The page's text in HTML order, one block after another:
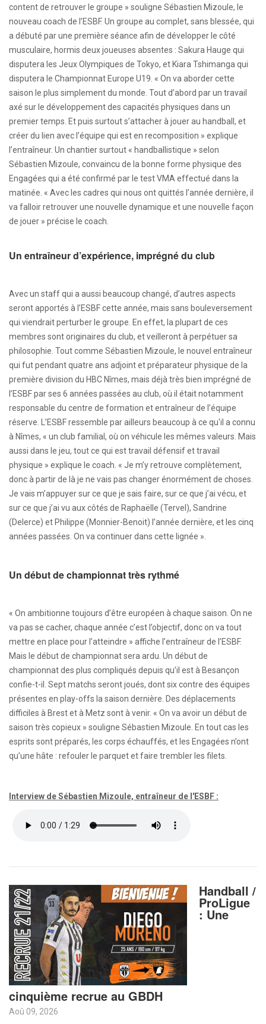
content de retrouver le groupe » souligne Sébastien Mizoule, le
nouveau coach de l’ESBF. Un groupe au complet, sans blessée, qui
a débuté par une première séance afin de développer le côté
musculaire, hormis deux joueuses absentes : Sakura Hauge qui
disputera les Jeux Olympiques de Tokyo, et Kiara Tshimanga qui
disputera le Championnat Europe U19. « On va aborder cette
saison le plus simplement du monde. Tout d’abord par un travail
axé sur le développement des capacités physiques dans un
premier temps. Et puis surtout s’attacher à jouer au handball, et
créer du lien avec l’équipe qui est en recomposition » explique
l’entraîneur. Un chantier surtout « handballistique » selon
Sébastien Mizoule, convaincu de la bonne forme physique des
Engagées qui a été confirmé par le test VMA effectué dans la
matinée. « Avec les cadres qui nous ont quittés l’année dernière, il
va falloir retrouver une nouvelle dynamique et une nouvelle façon
de jouer » précise le coach.
Un entraîneur d’expérience, imprégné du club
Avec un staff qui a aussi beaucoup changé, d’autres aspects
seront apportés à l’ESBF cette année, mais sans bouleversement
qui viendrait perturber le groupe. En effet, la plupart de ces
membres sont originaires du club, et veilleront à perpétuer sa
philosophie. Tout comme Sébastien Mizoule, le nouvel entraîneur
qui fut pendant quatre ans adjoint et préparateur physique de la
première division du HBC Nîmes, mais déjà très bien imprégné de
l’ESBF par ses 6 années passées au club, où il était notamment
responsable du centre de formation et entraîneur de l’équipe
réserve. L’ESBF ressemble par ailleurs beaucoup à ce qu'il a connu
à Nîmes, « un club familial, où on véhicule les mêmes valeurs. Mais
aussi dans le jeu, tout ce qui est travail défensif et travail
physique » explique le coach. « Je m’y retrouve complètement,
donc à partir de là je ne vais pas changer énormément de choses.
Je vais m’appuyer sur ce que je sais faire, sur ce que j’ai vécu, et
sur ce que j’ai vu aux côtés de Raphaëlle (Tervel), Sandrine
(Delerce) et Philippe (Monnier-Benoit) l’année dernière, et les cinq
années passées. On va continuer dans cette lignée ».
Un début de championnat très rythmé
« On ambitionne toujours d’être européen à chaque saison. On ne
va pas se cacher, chaque année c’est l’objectif, donc on va tout
mettre en place pour l’atteindre » affiche l’entraîneur de l’ESBF.
Mais le début de championnat sera ardu. Un début de
championnat des plus compliqués depuis qu’il est à Besançon
confie-t-il. Sept matchs seront joués, dont six contre des équipes
présentes en play-offs la saison dernière. Des déplacements
difficiles à Brest et à Metz sont à venir. « On va avoir un début de
saison très copieux » souligne Sébastien Mizoule. En tout cas les
esprits sont préparés, les corps échauffés, et les Engagées n’ont
qu’une hâte : refouler le parquet et faire trembler les filets.
Interview de Sébastien Mizoule, entraîneur de l'ESBF :
Handball /
ProLigue
: Une
cinquième recrue au GBDH
Aoû 09, 2026